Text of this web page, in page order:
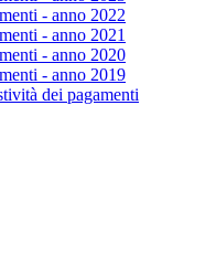
- anno 2022
- anno 2021
- anno 2020
- anno 2019
dei pagamenti